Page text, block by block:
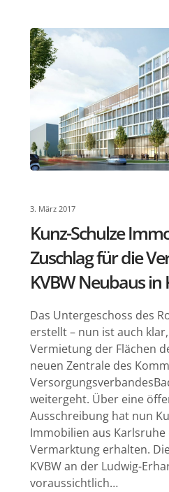
3. März 2017
Kunz-Schulze
Zuschlag für die
KVBW Neubaus in
Das Untergeschoss des
erstellt – nun ist auch
Vermietung der Flächen
neuen Zentrale des
weitergeht. Über eine
Ausschreibung hat nun
Immobilien aus
Vermarktung erhalten.
KVBW an der Ludwig-
voraussichtlich…